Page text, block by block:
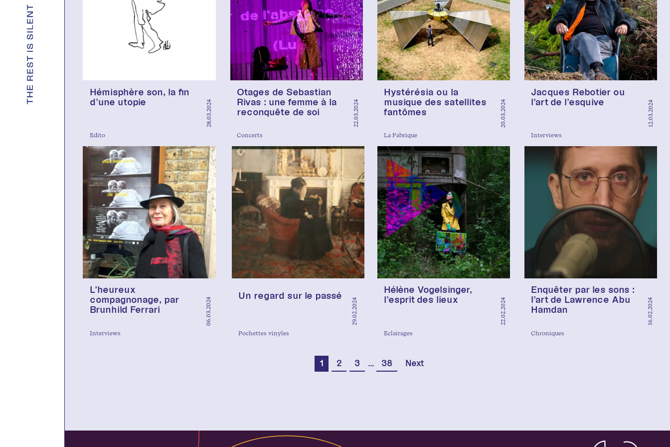
28.03.2024
Hémisphère son, la fin
d’une utopie
Edito
22.03.2024
Otages de Sebastian
Rivas : une femme à la
reconquête de soi
Concerts
20.03.2024
Hystérésia ou la
musique des satellites
fantômes
La Fabrique
12.03.2024
Jacques Rebotier ou
l’art de l’esquive
Interviews
06.03.2024
L’heureux
compagnonage, par
Brunhild Ferrari
Interviews
29.02.2024
Un regard sur le passé
Pochettes vinyles
22.02.2024
Hélène Vogelsinger,
l’esprit des lieux
Eclairages
16.02.2024
Enquêter par les sons :
l’art de Lawrence Abu
Hamdan
Chroniques
1 2 3 … 38 Next